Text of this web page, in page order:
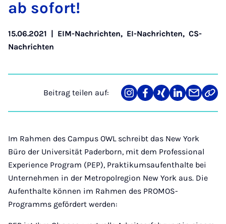
ab so­fort!
15.06.2021 | EIM-Nachrichten, EI-Nachrichten, CS-
Nachrichten
Beitrag teilen auf:
Teilen
auf
Teilen
auf
Teilen
auf
Teilen
auf
Teilen
über
Mail
Link
Im Rahmen des Campus OWL schreibt das New York
Büro der Universität Paderborn, mit dem Professional
Experience Program (PEP), Praktikumsaufenthalte bei
Unternehmen in der Metropolregion New York aus. Die
Aufenthalte können im Rahmen des PROMOS-
Programms gefördert werden: